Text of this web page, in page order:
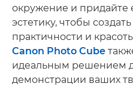
окружение и придайте
эстетику, чтобы
практичности и
Canon Photo Cube
идеальным решением
демонстрации ваших